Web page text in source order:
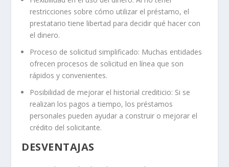
restricciones sobre cómo utilizar el préstamo, el
prestatario tiene libertad para decidir qué hacer con
el dinero.
Proceso de solicitud simplificado: Muchas entidades
ofrecen procesos de solicitud en línea que son
rápidos y convenientes.
Posibilidad de mejorar el historial crediticio: Si se
realizan los pagos a tiempo, los préstamos
personales pueden ayudar a construir o mejorar el
crédito del solicitante.
DESVENTAJAS